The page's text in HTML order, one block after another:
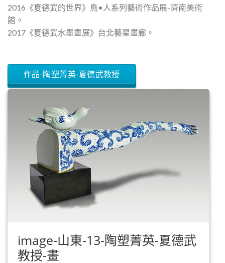
2016《夏德武的世界》鳥•人系列藝術作品展-濟南美術
館。
2017《夏德武水墨畫展》台北藝星畫廊。
作品-陶塑菁英-夏德武教授
image-山東-13-陶塑菁英-夏德武
教授-畫